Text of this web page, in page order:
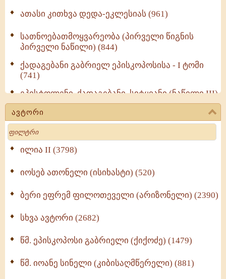
ათასი კითხვა დედა-ეკლესიას (961)
სათნოებათმოყვარეობა (პირველი წიგნის
პირველი ნაწილი) (844)
ქადაგებანი გაბრიელ ეპისკოპოსისა - I ტომი
(741)
ეპისტოლენი, ქადაგებანი, სიტყვანი (ნაწილი III)
(723)
მოძღვრის ძალზე სასარგებლო რჩევები
მრევლისათვის (545)
Wisdomge (514)
ქადაგებანი გაბრიელ ეპისკოპოსისა - II ტომი
სულიერი ცხოვრების სახელმძღვანელო -
ნაწილი II (369)
ავტორი
Search
ილია II (3798)
იოსებ ათონელი (ისიხასტი) (520)
ბერი ეფრემ ფილოთეველი (არიზონელი) (2390)
სხვა ავტორი (2682)
წმ. ეპისკოპოსი გაბრიელი (ქიქოძე) (1479)
წმ. იოანე სინელი (კიბისაღმწერელი) (881)